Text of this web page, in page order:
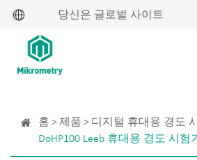
당신은 글로벌 사이트
홈 제품
디지털 휴대용 경도
DoHP100 Leeb 휴대용 경도 시험기